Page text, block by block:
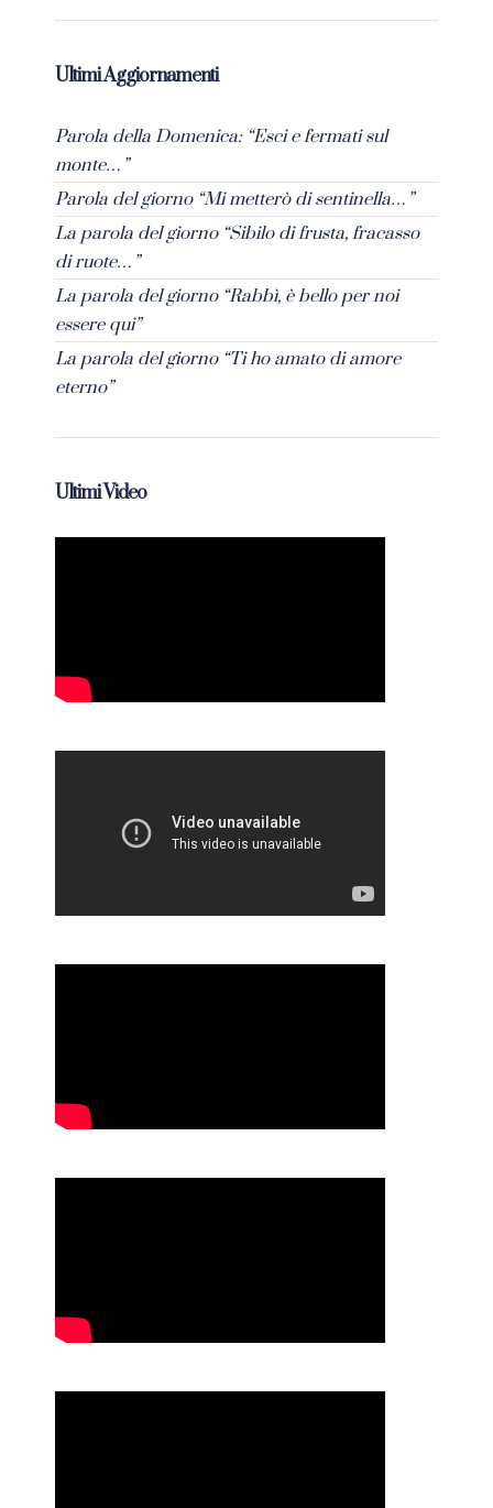
Ultimi Aggiornamenti
Parola della Domenica: “Esci e fermati sul
monte…”
Parola del giorno “Mi metterò di sentinella…”
La parola del giorno “Sibilo di frusta, fracasso
di ruote…”
La parola del giorno “Rabbì, è bello per noi
essere qui”
La parola del giorno “Ti ho amato di amore
eterno”
Ultimi Video